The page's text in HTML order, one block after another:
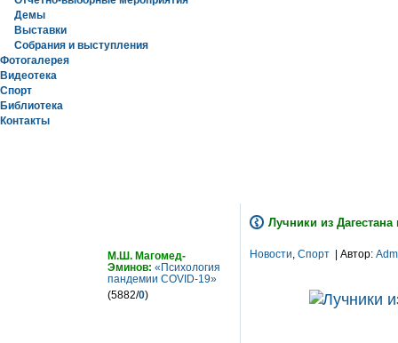
Демы
Выставки
Собрания и выступления
Фотогалерея
Видеотека
Спорт
Библиотека
Контакты
Лучники из
Новости, Спорт | Автор:
М.Ш. Магомед-
Эминов: «Психология
пандемии COVID-19»
(5882/0)